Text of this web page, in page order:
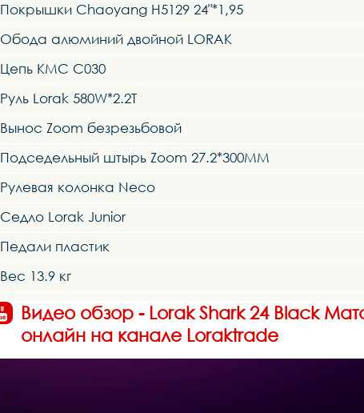
Покрышки Chaoyang H5129 24"*1,95
Обода алюминий двойной LORAK
Цепь KMC C030
Руль Lorak 580W*2.2T
Вынос Zoom безрезьбовой
Подседельный штырь Zoom 27.2*300MM
Рулевая колонка Neco
Седло Lorak Junior
Педали пластик
Вес 13.9 кг
Видео обзор - Lorak Shark 24 Black
онлайн на канале Loraktrade